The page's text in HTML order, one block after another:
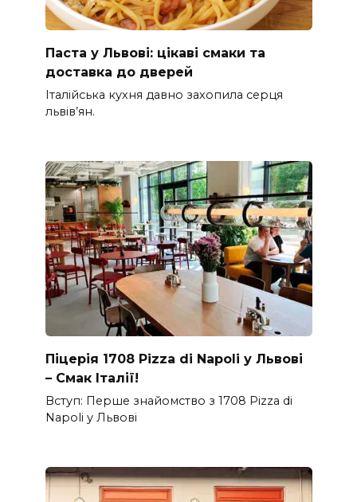
Паста у Львові: цікаві смаки та
доставка до дверей
Італійська кухня давно захопила серця
львів’ян.
Піцерія 1708 Pizza di Napoli у Львові
– Смак Італії!
Вступ: Перше знайомство з 1708 Pizza di
Napoli у Львові